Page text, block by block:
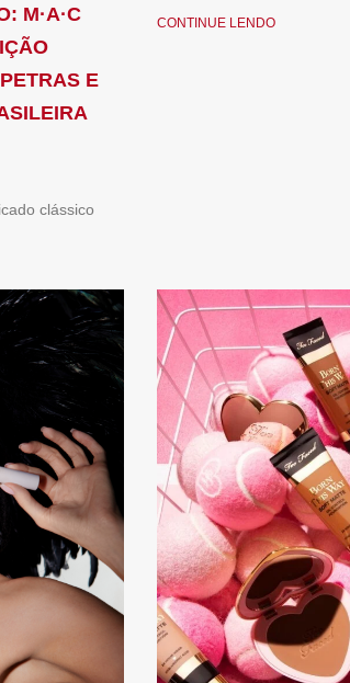
M·A·C
E
clássico
CONTINUE LENDO